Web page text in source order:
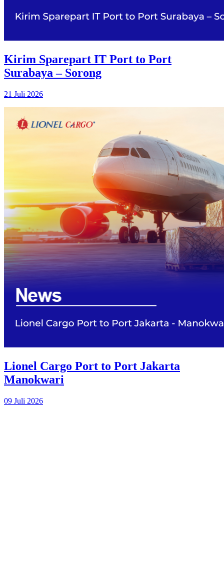
Kirim Sparepart IT Port to Port
Surabaya – Sorong
21 Juli 2026
Lionel Cargo Port to Port Jakarta
Manokwari
09 Juli 2026